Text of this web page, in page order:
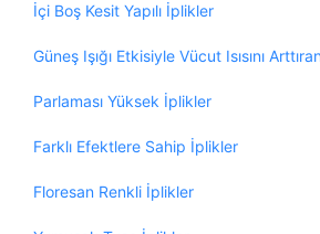
İçi Boş Kesit Yapılı İplikler
Güneş Işığı Etkisiyle Vücut Isısını
Parlaması Yüksek İplikler
Farklı Efektlere Sahip İplikler
Floresan Renkli İplikler